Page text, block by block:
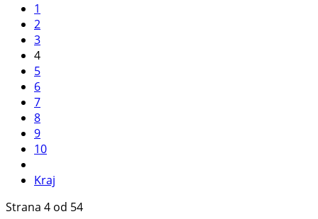
1
2
3
4
5
6
7
8
9
10
Kraj
Strana 4 od 54